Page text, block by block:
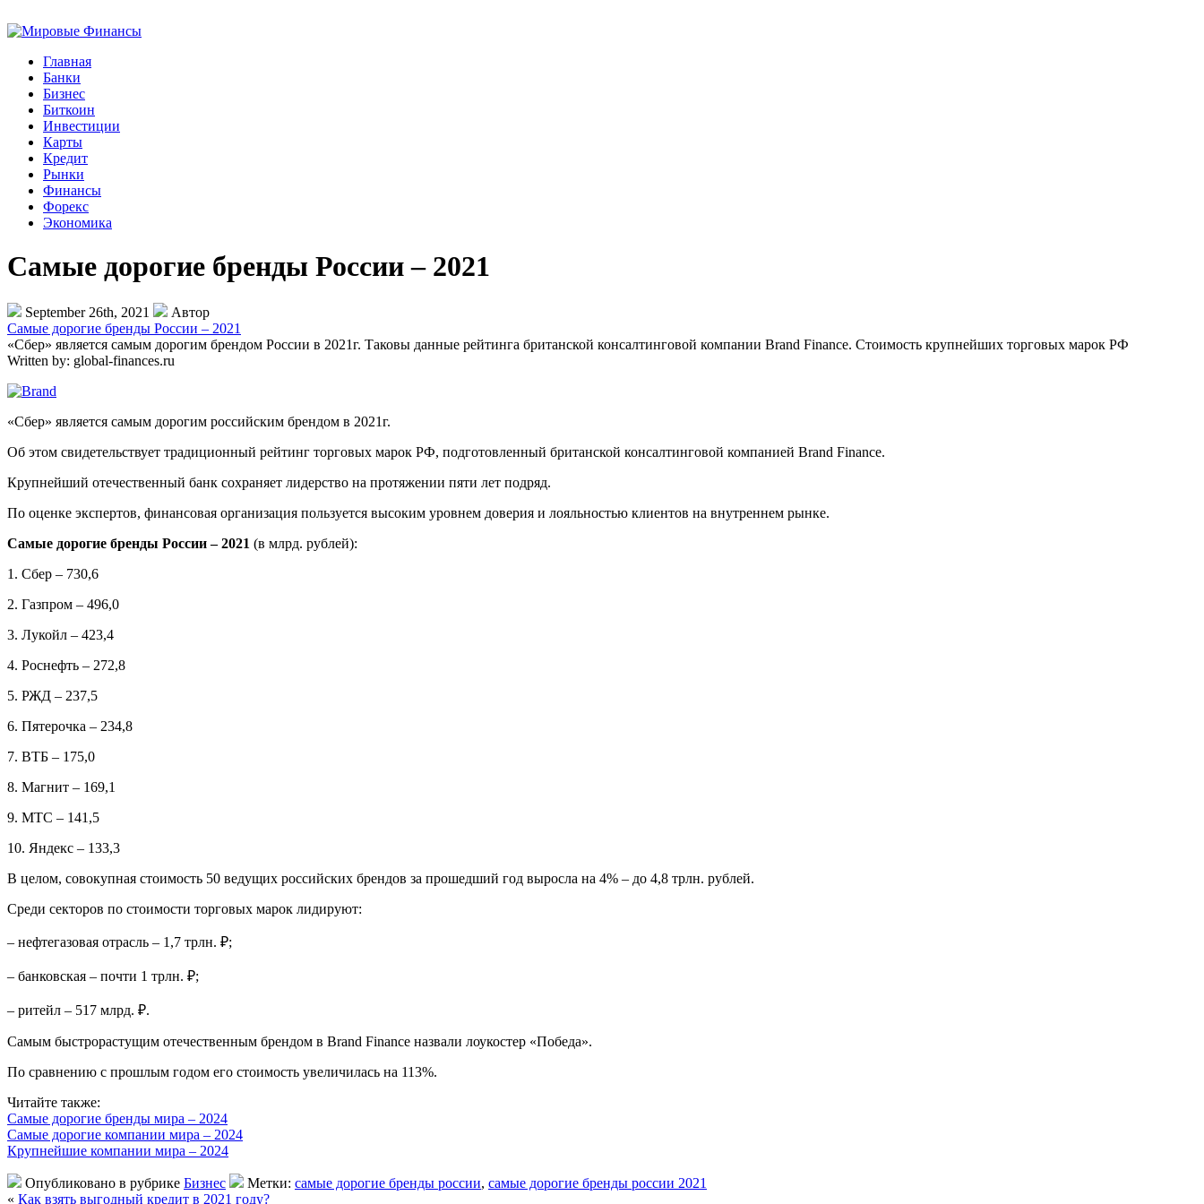
Главная
Банки
Бизнес
Биткоин
Инвестиции
Карты
Кредит
Рынки
Финансы
Форекс
Экономика
Самые дорогие бренды России – 2021
September 26th, 2021
Автор
Самые дорогие бренды России – 2021
«Сбер» является самым дорогим брендом России в 2021г. Таковы данные рейтинга британской консалтинговой компании Brand Finance. Стоимость крупнейших торговых марок РФ
Written by: global-finances.ru
«Сбер» является самым дорогим российским брендом в 2021г.
Об этом свидетельствует традиционный рейтинг торговых марок РФ, подготовленный британской консалтинговой компанией Brand Finance.
Крупнейший отечественный банк сохраняет лидерство на протяжении пяти лет подряд.
По оценке экспертов, финансовая организация пользуется высоким уровнем доверия и лояльностью клиентов на внутреннем рынке.
Самые дорогие бренды России – 2021 (в млрд. рублей):
1. Сбер – 730,6
2. Газпром – 496,0
3. Лукойл – 423,4
4. Роснефть – 272,8
5. РЖД – 237,5
6. Пятерочка – 234,8
7. ВТБ – 175,0
8. Магнит – 169,1
9. МТС – 141,5
10. Яндекс – 133,3
В целом, совокупная стоимость 50 ведущих российских брендов за прошедший год выросла на 4% – до 4,8 трлн. рублей.
Среди секторов по стоимости торговых марок лидируют:
– нефтегазовая отрасль – 1,7 трлн. ₽;
– банковская – почти 1 трлн. ₽;
– ритейл – 517 млрд. ₽.
Самым быстрорастущим отечественным брендом в Brand Finance назвали лоукостер «Победа».
По сравнению с прошлым годом его стоимость увеличилась на 113%.
Читайте также:
Самые дорогие бренды мира – 2024
Самые дорогие компании мира – 2024
Крупнейшие компании мира – 2024
Опубликовано в рубрике Бизнес Метки: самые дорогие бренды россии, самые дорогие бренды россии 2021
« Как взять выгодный кредит в 2021 году?